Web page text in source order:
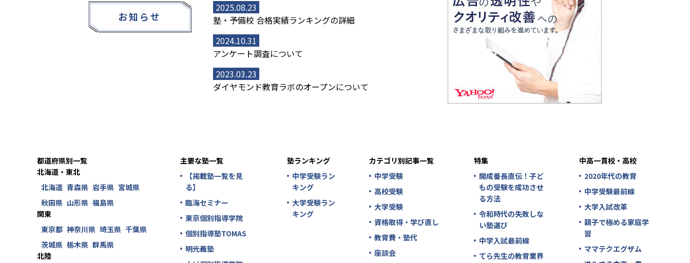
お知らせ
2025.08.23
塾・予備校 合格実績ランキングの詳細
2024.10.31
アンケート調査について
2023.03.23
ダイヤモンド教育ラボのオープンについて
都道府県別一覧
北海道・東北
北海道 青森県 岩手県 宮城県
秋田県 山形県 福島県
関東
東京都 神奈川県 埼玉県 千葉県
茨城県 栃木県 群馬県
北陸
主要な塾一覧
【掲載塾一覧を見
る】
臨海セミナー
東京個別指導学院
個別指導塾TOMAS
明光義塾
塾ランキング
中学受験ラン
キング
大学受験ラン
キング
カテゴリ別記事一覧
中学受験
高校受験
大学受験
資格取得・学び直し
教育費・塾代
座談会
特集
開成番長直伝！子ど
もの受験を成功させ
る方法
令和時代の失敗しな
い塾選び
中学入試最前線
てら先生の教育業界
中高一貫校・高校
2020年代の教育
中学受験最前線
大学入試改革
親子で極める家庭学
習
ママテクエグザム